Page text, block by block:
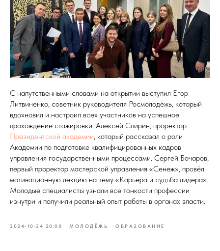
С напутственными словами на открытии выступил Егор
Литвиненко, советник руководителя Росмолодёжь, который
вдохновил и настроил всех участников на успешное
прохождение стажировки. Алексей Спирин, проректор
Президентской академии, который рассказал о роли
Академии по подготовке квалифицированных кадров
управления государственными процессами. Сергей Бочаров,
первый проректор мастерской управления «Сенеж», провёл
мотивационную лекцию на тему «Карьера и судьба лидера».
Молодые специалисты узнали все тонкости профессии
изнутри и получили реальный опыт работы в органах власти.
2024-10-24 20:00 МОЛОДЁЖЬ ОБРАЗОВАНИЕ